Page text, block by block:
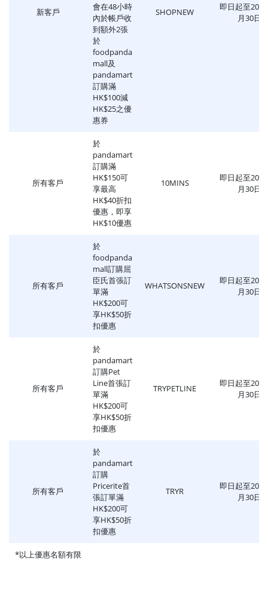
新客戶
會在48小時
內於帳戶收
到額外2張
於
foodpanda
mall及
pandamart
訂購滿
HK$100減
HK$25之優
惠券
SHOPNEW
即日起至
月30日
所有客戶
於
pandamart
訂購滿
HK$150可
享最高
HK$40折扣
優惠，即享
HK$10優惠
10MINS
即日起至
月30日
所有客戶
於
foodpanda
mall訂購屈
臣氏首張訂
單滿
HK$200可
享HK$50折
扣優惠
WHATSONSNEW
即日起至
月30日
所有客戶
於
pandamart
訂購Pet
Line首張訂
單滿
HK$200可
享HK$50折
扣優惠
TRYPETLINE
即日起至
月30日
所有客戶
於
pandamart
訂購
Pricerite首
張訂單滿
HK$200可
享HK$50折
扣優惠
TRYR
即日起至
月30日
*以上優惠名額有限